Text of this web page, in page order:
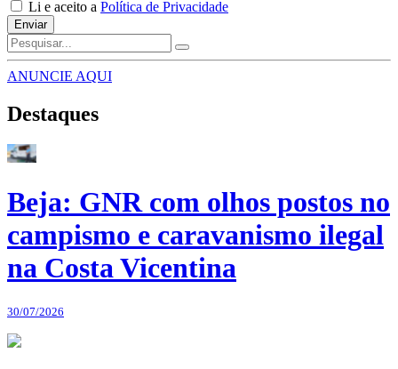
Li e aceito a Política de Privacidade
Enviar
ANUNCIE AQUI
Destaques
Beja: GNR com olhos postos no
campismo e caravanismo ilegal
na Costa Vicentina
30/07/2026